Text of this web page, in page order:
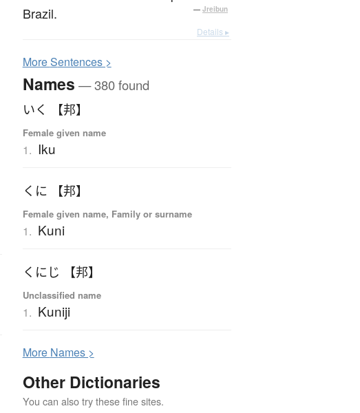
Brazil.
— Jreibun
Details ▸
MoreSentences >
Names — 380 found
いく 【邦】
Female given name
1. Iku
くに 【邦】
Female given name, Family or surname
1. Kuni
くにじ 【邦】
Unclassified name
1. Kuniji
More Names >
Other Dictionaries
You can also try these fine sites.